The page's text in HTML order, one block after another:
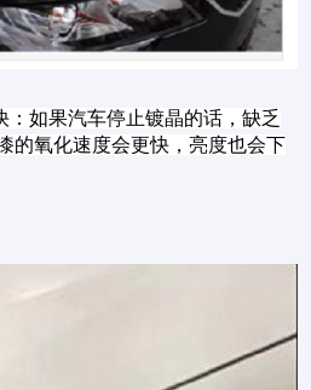
：如果汽车停止镀晶的话，缺乏
的氧化速度会更快，亮度也会下